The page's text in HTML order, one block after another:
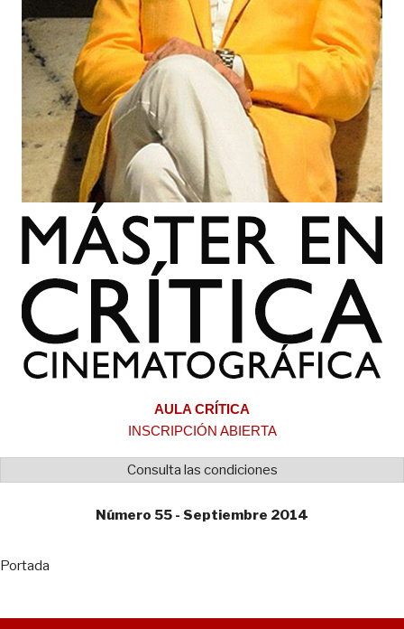
AULA CRÍTICA
INSCRIPCIÓN ABIERTA
Consulta las condiciones
Número 55 - Septiembre 2014
Portada